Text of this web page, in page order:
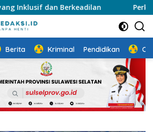
Perkuat Ketahanan
Berita Kriminal Pendidikan